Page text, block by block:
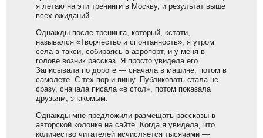
я летаю на эти тренинги в Москву, и результат выше
всех ожиданий.
Однажды после тренинга, который, кстати,
назывался «Творчество и спонтанность», я утром
села в такси, собираясь в аэропорт, и у меня в
голове возник рассказ. Я просто увидела его.
Записывала по дороге — сначала в машине, потом в
самолете. С тех пор и пишу. Публиковать стала не
сразу, сначала писала «в стол», потом показала
друзьям, знакомым.
Однажды мне предложили размещать рассказы в
авторской колонке на сайте. Когда я увидела, что
количество читателей исчисляется тысячами —